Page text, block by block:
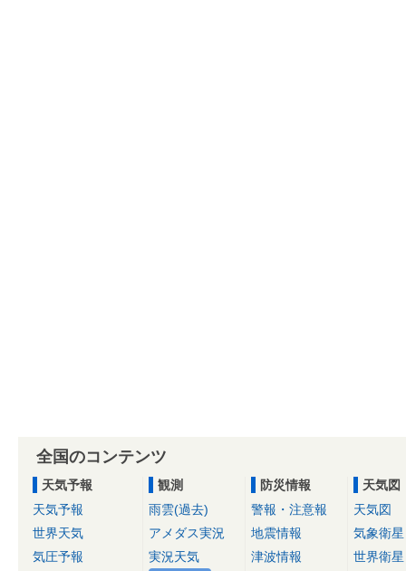
全国のコンテンツ
天気予報
天気予報
世界天気
気圧予報
観測
雨雲(過去)
アメダス実況
実況天気
防災情報
警報・注意報
地震情報
津波情報
天気図
天気図
気象衛星
世界衛星